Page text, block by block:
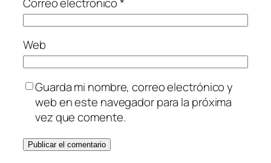
Correo electrónico*
Web
Guarda mi nombre, correo electrónico y
web en este navegador para la próxima
vez que comente.